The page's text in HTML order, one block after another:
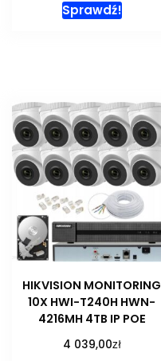
Sprawdź!
HIKVISION MONITORING
10X HWI-T240H HWN-
4216MH 4TB IP POE
4 039,00zł